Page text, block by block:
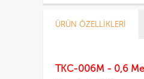
ÜRÜN ÖZELLIKLERI
TKC-006M - 0,6